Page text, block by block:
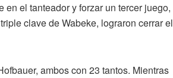
el tanteador y forzar un tercer juego,
clave de Wabeke, lograron cerrar el
ambos con 23 tantos. Mientras